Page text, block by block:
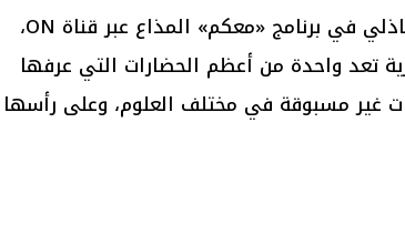
وخلال لقائه مع الإعلامية منى الشاذلي في برنامج «معكم» المذاع عبر قناة ON،
تعد واحدة من أعظم الحضارات التي عرفها
غير مسبوقة في مختلف العلوم، وعلى رأسها